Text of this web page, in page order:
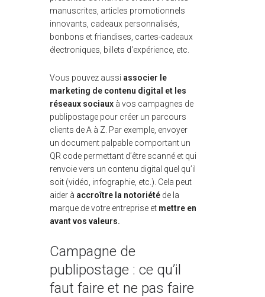
manuscrites, articles promotionnels
innovants, cadeaux personnalisés,
bonbons et friandises, cartes-cadeaux
électroniques, billets d'expérience, etc.
Vous pouvez aussi associer le
marketing de contenu digital et les
réseaux sociaux à vos campagnes de
publipostage pour créer un parcours
clients de A à Z. Par exemple, envoyer
un document palpable comportant un
QR code permettant d’être scanné et qui
renvoie vers un contenu digital quel qu’il
soit (vidéo, infographie, etc.). Cela peut
aider à accroître la notoriété de la
marque de votre entreprise et mettre en
avant vos valeurs.
Campagne de
publipostage : ce qu’il
faut faire et ne pas faire